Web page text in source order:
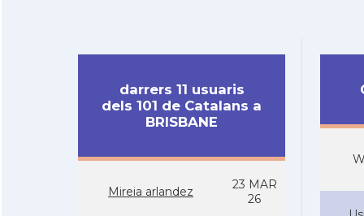
darrers 11 usuaris
dels 101 de Catalans a
BRISBANE
Mireia arlandez
23 MAR
26